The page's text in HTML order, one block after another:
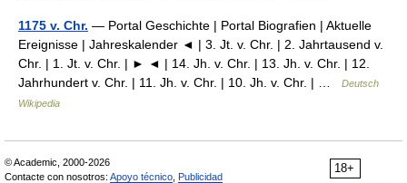
1175 v. Chr. — Portal Geschichte | Portal Biografien | Aktuelle
Ereignisse | Jahreskalender ◄ | 3. Jt. v. Chr. | 2. Jahrtausend v.
Chr. | 1. Jt. v. Chr. | ► ◄ | 14. Jh. v. Chr. | 13. Jh. v. Chr. | 12.
Jahrhundert v. Chr. | 11. Jh. v. Chr. | 10. Jh. v. Chr. | …
Deutsch
Wikipedia
18+
© Academic, 2000-2026
Contacte con nosotros: Apoyo técnico Publicidad